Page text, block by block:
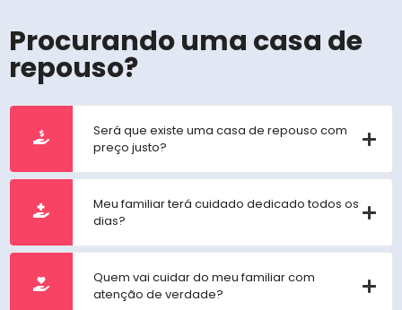
Procurando uma casa de
repouso?
Será que existe uma casa de repouso com
preço justo?
Meu familiar terá cuidado dedicado todos os
dias?
Quem vai cuidar do meu familiar com
atenção de verdade?